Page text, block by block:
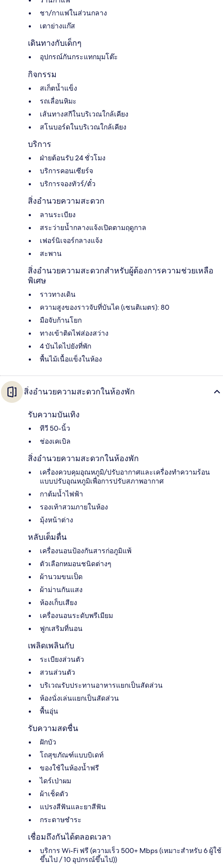
ชา/กาแฟในส่วนกลาง
เตาย่างแก๊ส
เดินทางกับเด็กๆ
อุปกรณ์กันกระแทกมุมโต๊ะ
กิจกรรม
สเก็ตน้ำแข็ง
รถเลื่อนหิมะ
เส้นทางสกีในบริเวณใกล้เคียง
สโนบอร์ดในบริเวณใกล้เคียง
บริการ
ฝ่ายต้อนรับ 24 ชั่วโมง
บริการคอนเซียร์จ
บริการจองทัวร์/ตั๋ว
สิ่งอำนวยความสะดวก
ลานระเบียง
สระว่ายน้ำกลางแจ้งเปิดตามฤดูกาล
เฟอร์นิเจอร์กลางแจ้ง
สะพาน
สิ่งอำนวยความสะดวกสำหรับผู้ต้องการความช่วยเหลือ
พิเศษ
ราวทางเดิน
ความสูงของราวจับที่บันได (เซนติเมตร): 80
มือจับก้านโยก
ทางเข้าติดไฟส่องสว่าง
4 บันไดไปยังที่พัก
พื้นไม้เนื้อแข็งในห้อง
สิ่งอำนวยความสะดวกในห้องพัก
รับความบันเทิง
ทีวี 50-นิ้ว
ช่องเคเบิล
สิ่งอำนวยความสะดวกในห้องพัก
เครื่องควบคุมอุณหภูมิ/ปรับอากาศและเครื่องทำความร้อน
แบบปรับอุณหภูมิเพื่อการปรับสภาพอากาศ
กาต้มน้ำไฟฟ้า
รองเท้าสวมภายในห้อง
มุ้งหน้าต่าง
หลับเต็มตื่น
เครื่องนอนป้องกันสารก่อภูมิแพ้
ตัวเลือกหมอนชนิดต่างๆ
ผ้านวมขนเป็ด
ผ้าม่านกันแสง
ห้องเก็บเสียง
เครื่องนอนระดับพรีเมียม
ฟูกเสริมที่นอน
เพลิดเพลินกับ
ระเบียงส่วนตัว
สวนส่วนตัว
บริเวณรับประทานอาหารแยกเป็นสัดส่วน
ห้องนั่งเล่นแยกเป็นสัดส่วน
พื้นอุ่น
รับความสดชื่น
ฝักบัว
โถสุขภัณฑ์แบบบิเดท์
ของใช้ในห้องน้ำฟรี
ไดร์เป่าผม
ผ้าเช็ดตัว
แปรงสีฟันและยาสีฟัน
กระดาษชำระ
เชื่อมถึงกันได้ตลอดเวลา
บริการ Wi-Fi ฟรี (ความเร็ว 500+ Mbps (เหมาะสำหรับ 6 ผู้ใช้
ขึ้นไป / 10 อุปกรณ์ขึ้นไป))